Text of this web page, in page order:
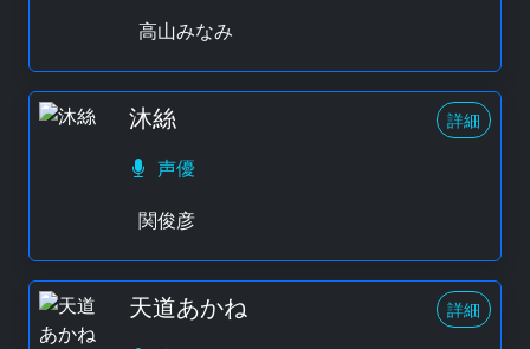
高山みなみ
沐絲 詳細
声優
関俊彦
天道あかね 詳細